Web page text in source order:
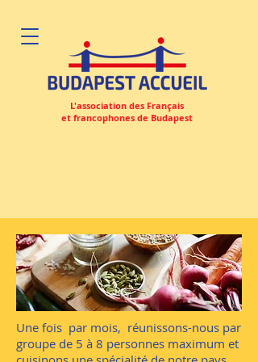
L'association des Français
et francophones de Budapest
Une fois par mois, réunissons-nous par
groupe de 5 à 8 personnes maximum et